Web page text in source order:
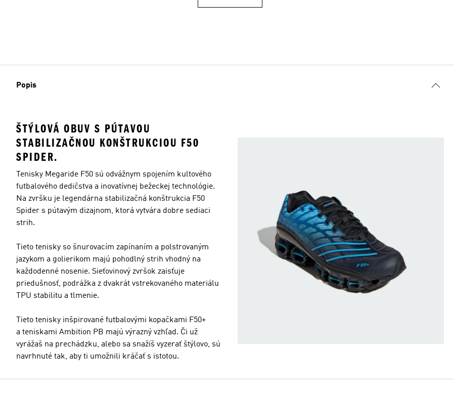
Popis
ŠTÝLOVÁ OBUV S PÚTAVOU
STABILIZAČNOU KONŠTRUKCIOU F50
SPIDER.
Tenisky Megaride F50 sú odvážnym spojením kultového
futbalového dedičstva a inovatívnej bežeckej technológie.
Na zvršku je legendárna stabilizačná konštrukcia F50
Spider s pútavým dizajnom, ktorá vytvára dobre sediaci
strih.
Tieto tenisky so šnurovacím zapínaním a polstrovaným
jazykom a golierikom majú pohodlný strih vhodný na
každodenné nosenie. Sieťovinový zvršok zaisťuje
priedušnosť, podrážka z dvakrát vstrekovaného materiálu
TPU stabilitu a tlmenie.
Tieto tenisky inšpirované futbalovými kopačkami F50+
a teniskami Ambition PB majú výrazný vzhľad. Či už
vyrážaš na prechádzku, alebo sa snažíš vyzerať štýlovo, sú
navrhnuté tak, aby ti umožnili kráčať s istotou.